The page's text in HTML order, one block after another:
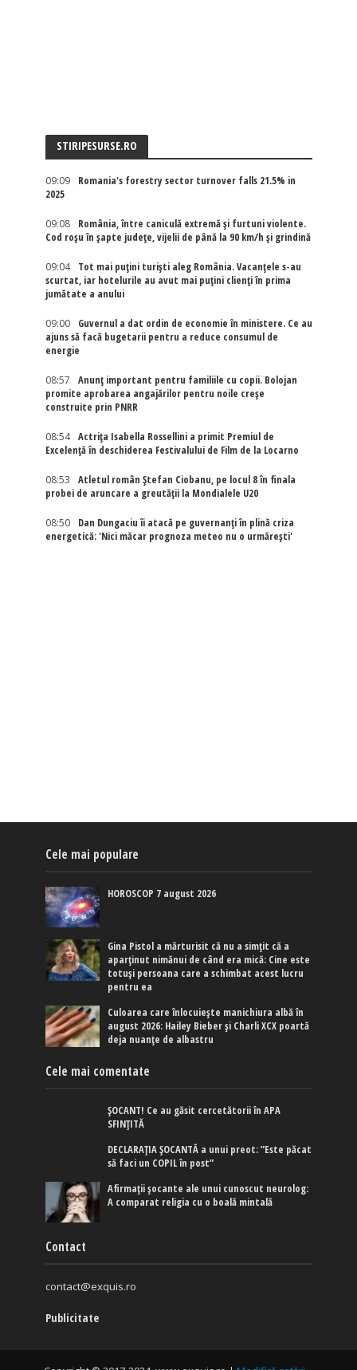
STIRIPESURSE.RO
09:09
Romania's forestry sector turnover falls 21.5% in
2025
09:08
România, între caniculă extremă și furtuni violente.
Cod roșu în șapte județe, vijelii de până la 90 km/h și grindină
09:04
Tot mai puțini turiști aleg România. Vacanțele s-au
scurtat, iar hotelurile au avut mai puțini clienți în prima
jumătate a anului
09:00
Guvernul a dat ordin de economie în ministere. Ce au
ajuns să facă bugetarii pentru a reduce consumul de
energie
08:57
Anunț important pentru familiile cu copii. Bolojan
promite aprobarea angajărilor pentru noile creșe
construite prin PNRR
08:54
Actriţa Isabella Rossellini a primit Premiul de
Excelenţă în deschiderea Festivalului de Film de la Locarno
08:53
Atletul român Ștefan Ciobanu, pe locul 8 în finala
probei de aruncare a greutății la Mondialele U20
08:50
Dan Dungaciu îi atacă pe guvernanți în plină criza
energetică: 'Nici măcar prognoza meteo nu o urmărești'
Cele mai populare
HOROSCOP 7 august 2026
Gina Pistol a mărturisit că nu a simțit că a
aparținut nimănui de când era mică: Cine este
totuși persoana care a schimbat acest lucru
pentru ea
Culoarea care înlocuiește manichiura albă în
august 2026: Hailey Bieber și Charli XCX poartă
deja nuanțe de albastru
Cele mai comentate
ȘOCANT! Ce au găsit cercetătorii în APA
SFINȚITĂ
DECLARAȚIA ȘOCANTĂ a unui preot: ”Este păcat
să faci un COPIL în post”
Afirmaţii şocante ale unui cunoscut neurolog:
A comparat religia cu o boală mintală
Contact
contact@exquis.ro
Publicitate